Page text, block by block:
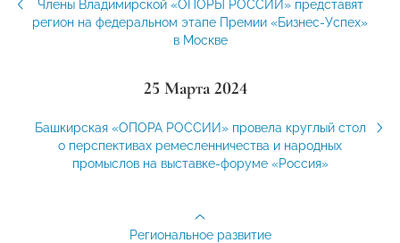
Члены Владимирской «ОПОРЫ РОССИИ» представят
регион на федеральном этапе Премии «Бизнес-Успех»
в Москве
25 Марта 2024
Башкирская «ОПОРА РОССИИ» провела круглый стол
о перспективах ремесленничества и народных
промыслов на выставке-форуме «Россия»
Региональное развитие